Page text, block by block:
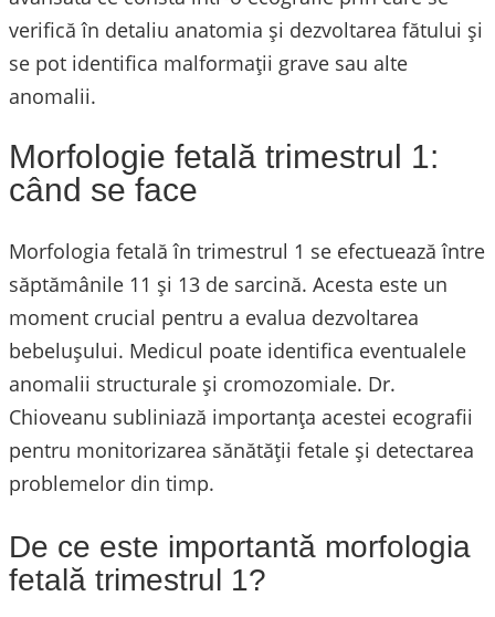
verifică în detaliu anatomia și dezvoltarea fătului și
se pot identifica malformații grave sau alte
anomalii.
Morfologie fetală trimestrul 1:
când se face
Morfologia fetală în trimestrul 1 se efectuează între
săptămânile 11 și 13 de sarcină. Acesta este un
moment crucial pentru a evalua dezvoltarea
bebelușului. Medicul poate identifica eventualele
anomalii structurale și cromozomiale. Dr.
Chioveanu subliniază importanța acestei ecografii
pentru monitorizarea sănătății fetale și detectarea
problemelor din timp.
De ce este importantă morfologia
fetală trimestrul 1?